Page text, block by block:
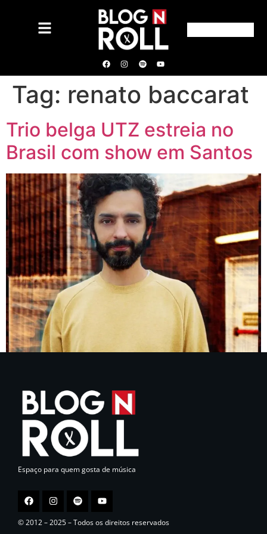
Tag: renato baccarat
Trio belga UTZ estreia no
Brasil com show em Santos
Espaço para quem gosta de música
© 2012 – 2025 – Todos os direitos reservados